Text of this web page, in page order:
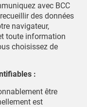
avec BCC
des données
navigateur,
toute information
choisissez de
:
être
est